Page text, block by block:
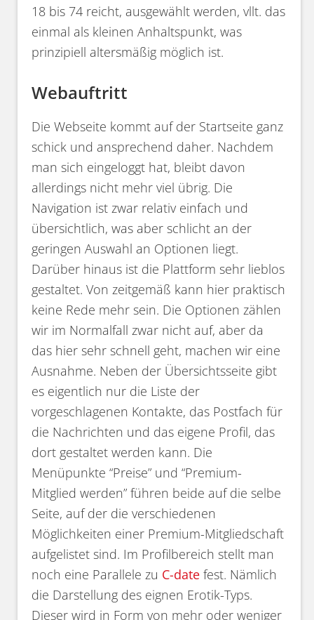
18 bis 74 reicht, ausgewählt werden, vllt. das
einmal als kleinen Anhaltspunkt, was
prinzipiell altersmäßig möglich ist.
Webauftritt
Die Webseite kommt auf der Startseite ganz
schick und ansprechend daher. Nachdem
man sich eingeloggt hat, bleibt davon
allerdings nicht mehr viel übrig. Die
Navigation ist zwar relativ einfach und
übersichtlich, was aber schlicht an der
geringen Auswahl an Optionen liegt.
Darüber hinaus ist die Plattform sehr lieblos
gestaltet. Von zeitgemäß kann hier praktisch
keine Rede mehr sein. Die Optionen zählen
wir im Normalfall zwar nicht auf, aber da
das hier sehr schnell geht, machen wir eine
Ausnahme. Neben der Übersichtsseite gibt
es eigentlich nur die Liste der
vorgeschlagenen Kontakte, das Postfach für
die Nachrichten und das eigene Profil, das
dort gestaltet werden kann. Die
Menüpunkte “Preise” und “Premium-
Mitglied werden” führen beide auf die selbe
Seite, auf der die verschiedenen
Möglichkeiten einer Premium-Mitgliedschaft
aufgelistet sind. Im Profilbereich stellt man
noch eine Parallele zu C-date fest. Nämlich
die Darstellung des eignen Erotik-Typs.
Dieser wird in Form von mehr oder weniger